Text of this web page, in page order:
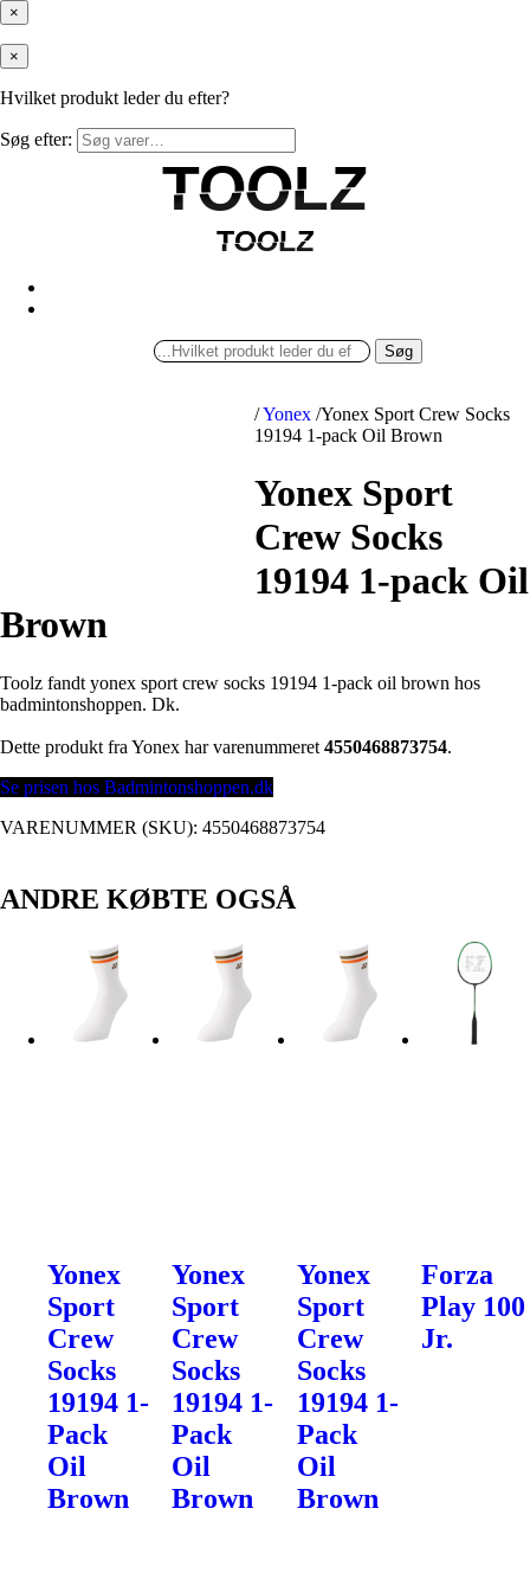
×
×
Hvilket produkt leder du efter?
Søg efter:
TOOLZ
TOOLZ
TOOLZ
TOOLZ
Søg
/Yonex /Yonex Sport Crew Socks
19194 1-pack Oil Brown
Yonex Sport
Crew Socks
19194 1-pack Oil
Brown
Toolz fandt yonex sport crew socks 19194 1-pack oil brown hos
badmintonshoppen. Dk.
Dette produkt fra Yonex har varenummeret 4550468873754.
Se prisen hos Badmintonshoppen.dk
VARENUMMER (SKU): 4550468873754
ANDRE KØBTE OGSÅ
Yonex
Sport
Crew
Socks
19194 1-
Pack
Oil
Brown
Yonex
Sport
Crew
Socks
19194 1-
Pack
Oil
Brown
Yonex
Sport
Crew
Socks
19194 1-
Pack
Oil
Brown
Forza
Play 100
Jr.